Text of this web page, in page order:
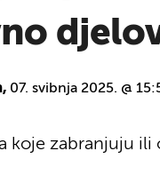
07. svibnja 2025. @
koje zabranjuju